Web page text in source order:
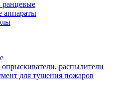
аппараты
распылители
для тушения пожаров